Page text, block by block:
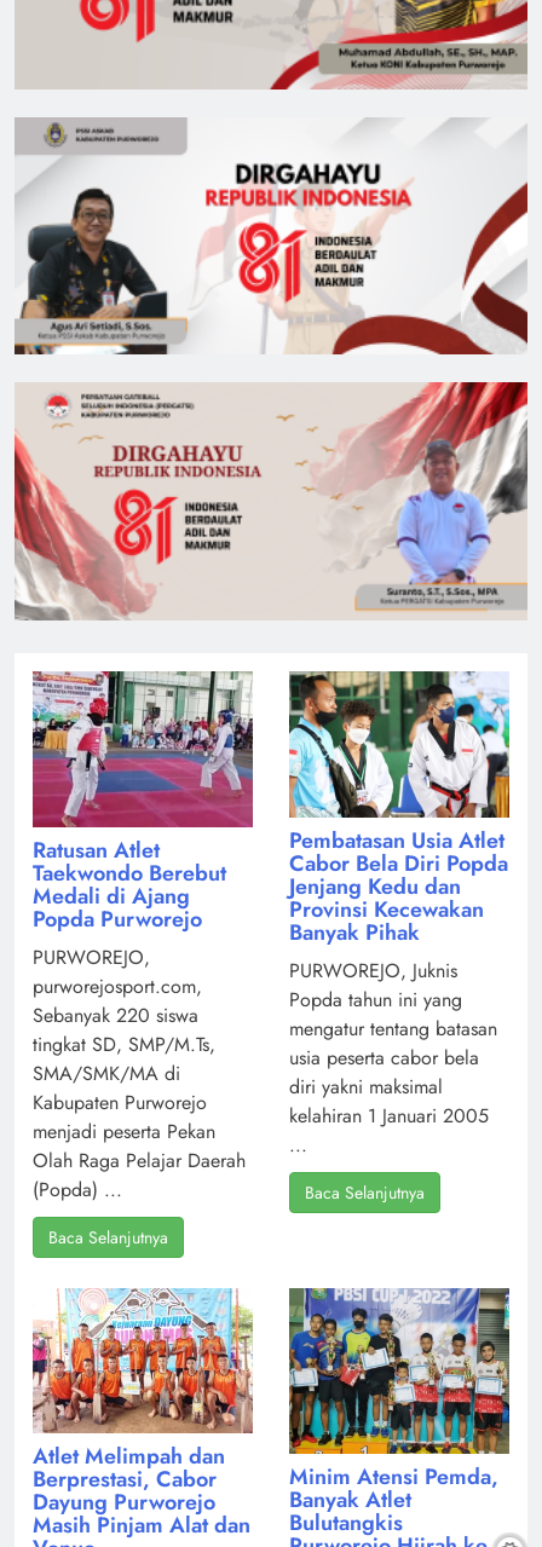
Ratusan Atlet
Taekwondo Berebut
Medali di Ajang
Popda Purworejo
PURWOREJO,
purworejosport.com,
Sebanyak 220 siswa
tingkat SD, SMP/M.Ts,
SMA/SMK/MA di
Kabupaten Purworejo
menjadi peserta Pekan
Olah Raga Pelajar Daerah
(Popda) ...
Baca Selanjutnya
Pembatasan Usia Atlet
Cabor Bela Diri Popda
Jenjang Kedu dan
Provinsi Kecewakan
Banyak Pihak
PURWOREJO, Juknis
Popda tahun ini yang
mengatur tentang batasan
usia peserta cabor bela
diri yakni maksimal
kelahiran 1 Januari 2005
...
Baca Selanjutnya
Atlet Melimpah dan
Berprestasi, Cabor
Dayung Purworejo
Masih Pinjam Alat dan
Minim Atensi Pemda,
Banyak Atlet
Bulutangkis